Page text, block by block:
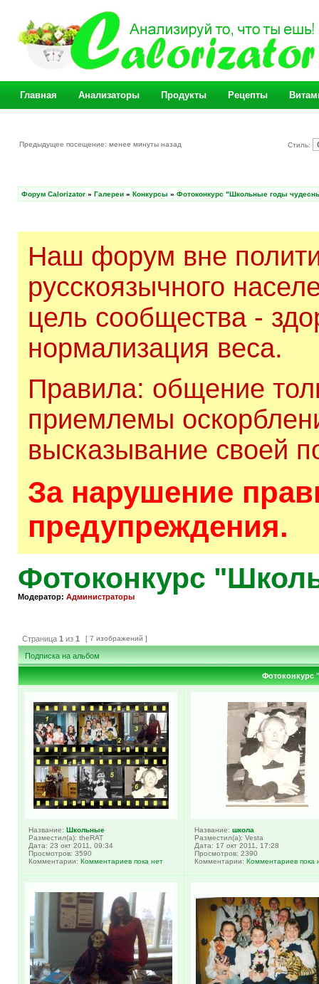
Главная Анализаторы Продукты Рецепты
Предыдущее посещение: менее минуты назад Стиль:
Форум Calorizator » Галереи » Конкурсы » Фотоконкурс "Школьные годы
Наш форум вне
русскоязычного
цель сообщества -
нормализация веса.
Правила: общение
приемлемы
высказывание своей
За нарушение
предупреждения.
Фотоконкурс
Модератор: Администраторы
Страница 1 из 1 [ 7 изображений ]
Подписка на альбом
Название: Школьные
Разместил(а): theRAT
Дата: 23 окт 2011, 09:34
Просмотров: 3590
Комментарии: Комментариев пока нет
Название: школа
Разместил(а): Vesta
Дата: 17 окт 2011, 17:28
Просмотров: 2390
Комментарии: Комментариев пока